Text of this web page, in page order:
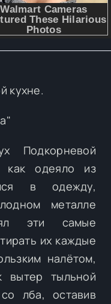
кухне.
Подкорневой
как одеяло из
в одежду,
металле
эти самые
их каждые
налётом,
вытер тыльной
лба, оставив